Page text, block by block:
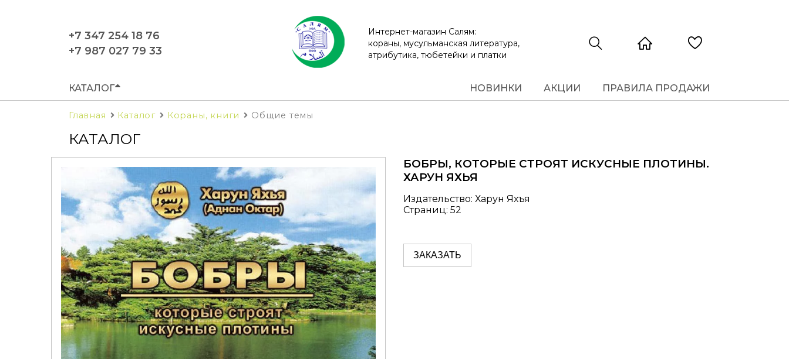
+7 347 254 18 76
+7 987 027 79 33
Интернет-магазин Салям:
кораны, мусульманская литература,
атрибутика, тюбетейки и платки
КАТАЛОГ НОВИНКИ АКЦИИ ПРАВИЛА ПРОДАЖИ
Главная Каталог Кораны, книги Общие темы
КАТАЛОГ
БОБРЫ, КОТОРЫЕ СТРОЯТ ИСКУСНЫЕ ПЛОТИНЫ.
ХАРУН ЯХЬЯ
Издательство: Харун Яхъя
Страниц: 52
ЗАКАЗАТЬ